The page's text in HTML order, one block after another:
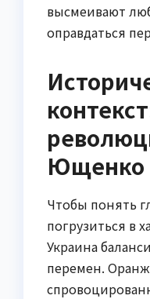
высмеивают
оправдаться
Ющенко
Чтобы понять
погрузиться в
Украина
перемен.